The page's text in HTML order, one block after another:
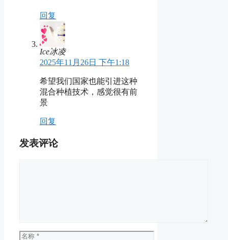
回复
Ice冰凌
2025年11月26日 下午1:18
希望我们国家也能引进这种
混合种植技术，感觉很有前
景
回复
发表评论
名